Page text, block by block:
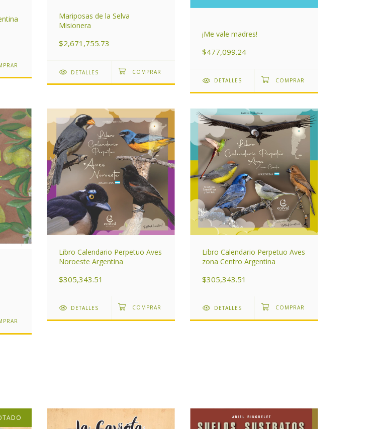
Mariposas de la Selva
Misionera
$2,671,755.73
DETALLES
¡Me vale madres!
$477,099.24
DETALLES
Libro Calendario Perpetuo Aves
Noroeste Argentina
$305,343.51
DETALLES
Libro Calendario Perpetuo Aves
zona Centro Argentina
$305,343.51
DETALLES